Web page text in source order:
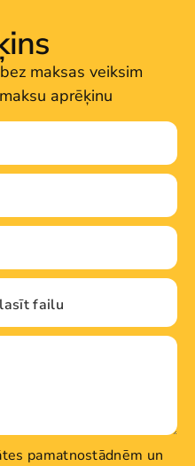
maksas veiksim
aprēķinu
failu
pamatnostādnēm un